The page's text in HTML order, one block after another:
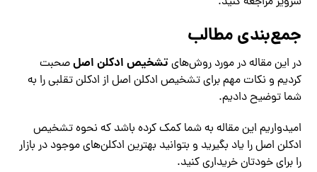
جمع‌بندی مطالب
در این مقاله در مورد روش‌هایتشخیص ادکلن اصلصحبت
کردیم و نکات مهم برای تشخیص ادکلن اصل از ادکلن تقلبی را به
شما توضیح دادیم.
امیدواریم این مقاله به شما کمک کرده باشد که نحوه تشخیص
ادکلن اصل را یاد بگیرید و بتوانید بهترین ادکلن‌های موجود در بازار
را برای خودتان خریداری کنید.